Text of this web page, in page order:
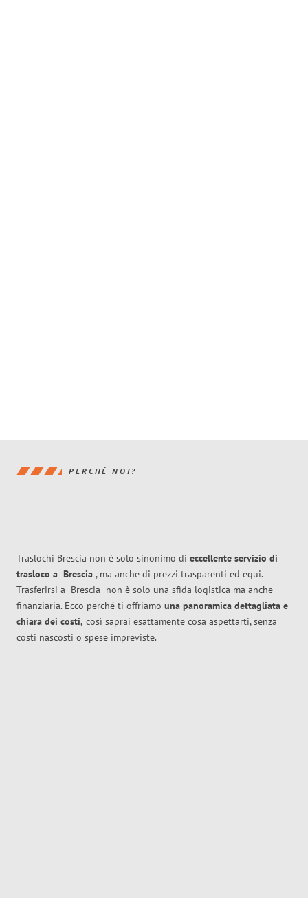
PERCHÉ NOI?
Traslochi Brescia non è solo sinonimo di eccellente servizio di
trasloco a Brescia , ma anche di prezzi trasparenti ed equi.
Trasferirsi a Brescia non è solo una sfida logistica ma anche
finanziaria. Ecco perché ti offriamo una panoramica dettagliata e
chiara dei costi, così saprai esattamente cosa aspettarti, senza
costi nascosti o spese impreviste.